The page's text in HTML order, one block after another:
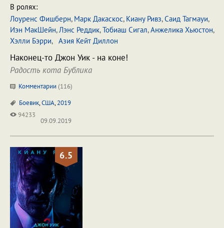
В ролях:
Лоуренс Фишберн, Марк Дакаскос, Киану Ривз,Саид Тагмауи,
Иэн МакШейн,Лэнс Реддик,Тобиаш Сигал,Анжелика Хьюстон,
Хэлли Бэрри, Азия Кейт Диллон
Наконец-то Джон Уик - на коне!
Радость кота Бублика
Комментарии (116)
Боевик,США,2019
94233
09.09.2019
6.5